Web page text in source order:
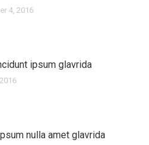
4, 2016
ipsum glavrida
nulla amet glavrida